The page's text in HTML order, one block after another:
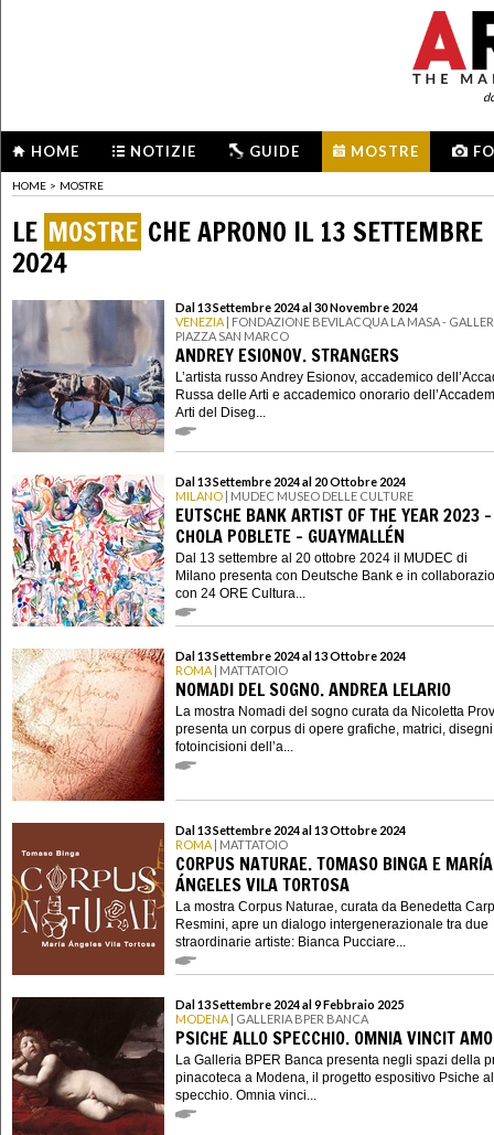
HOME NOTIZIE GUIDE MOSTRE
HOME > MOSTRE
LE MOSTRE CHE APRONO IL 13 SETTEMBRE
2024
Dal 13 Settembre 2024 al 30 Novembre 2024
VENEZIA | FONDAZIONE BEVILACQUA LA MASA -
PIAZZA SAN MARCO
ANDREY ESIONOV. STRANGERS
L’artista russo Andrey Esionov, accademico
Russa delle Arti e accademico onorario
Arti del Diseg...
Dal 13 Settembre 2024 al 20 Ottobre 2024
MILANO | MUDEC MUSEO DELLE CULTURE
EUTSCHE BANK ARTIST OF THE YEAR 2023
CHOLA POBLETE – GUAYMALLÉN
Dal 13 settembre al 20 ottobre 2024 il MUDEC di
Milano presenta con Deutsche Bank e in
con 24 ORE Cultura...
Dal 13 Settembre 2024 al 13 Ottobre 2024
ROMA | MATTATOIO
NOMADI DEL SOGNO. ANDREA LELARIO
La mostra Nomadi del sogno curata da Nicoletta
presenta un corpus di opere grafiche, matrici,
fotoincisioni dell’a...
Dal 13 Settembre 2024 al 13 Ottobre 2024
ROMA | MATTATOIO
CORPUS NATURAE. TOMASO BINGA E MARÍA
ÁNGELES VILA TORTOSA
La mostra Corpus Naturae, curata da Benedetta
Resmini, apre un dialogo intergenerazionale tra due
straordinarie artiste: Bianca Pucciare...
Dal 13 Settembre 2024 al 9 Febbraio 2025
MODENA | GALLERIA BPER BANCA
PSICHE ALLO SPECCHIO. OMNIA VINCIT
La Galleria BPER Banca presenta negli spazi della
pinacoteca a Modena, il progetto espositivo Psiche
specchio. Omnia vinci...